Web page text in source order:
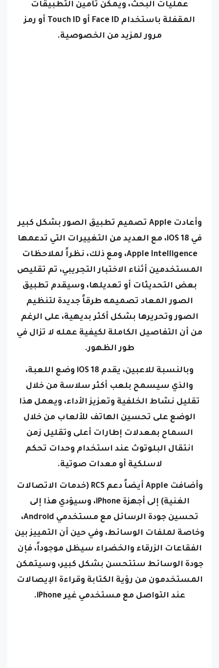
المقفلة باستخدام Face ID أو Touch ID أو رمز
مرور لمزيد من الخصوصية.
في iOS 18، مع العديد من التغييرات التي تدعمها
Apple Intelligence، ومع ذلك، نظراً لملاحظات
المستخدمين أثناء الاختبار التجريبي، تم تقليص
بعض التحديثات أو تعديلها، وسيقدم تطبيق
الصور المعاد تصميمه طرقاً جديدة لتنظيم
الصور وتحريرها بشكل أكثر بديهية، على الرغم
من أن التفاصيل الكاملة لكيفية عمله لا تزال في
طور الظهور.
والذي سيسمح بلعب أكثر سلاسة من خلال
تقليل نشاط الخلفية وتعزيز الأداء، ويعمل هذا
الوضع على تحسين الهاتف للألعاب من خلال
السماح بمعدلات إطارات أعلى وتقليل زمن
انتقال البلوتوث عند استخدام وحدات تحكم
لاسلكية أو معدات صوتية.
وأضافت Apple أيضاً دعم RCS (خدمات الاتصالات
الغنية) إلى أجهزة iPhone، وسيؤدي هذا إلى
وخاصة لملفات الوسائط، وفي حين أن التمييز بين
الفقاعات الزرقاء والخضراء سيظل موجوداً، فإن
جودة الوسائط ستتحسن بشكل كبير، وسيتمكن
المستخدمون من رؤية الكتابة وقراءة الإيصالات
عند التواصل مع مستخدمي غير iPhone.